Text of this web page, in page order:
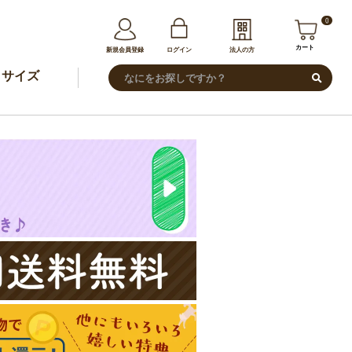
新規会員登録 ログイン 法人の方
0
カート
サイズ